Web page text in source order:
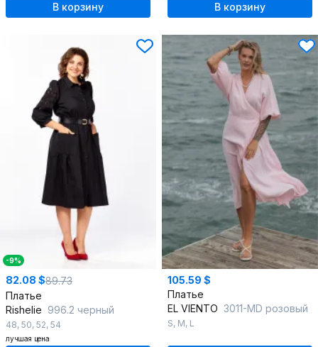
В корзину В корзину
-9%
82.08 $89.73
Платье
Rishelie 996.2 черный
48, 50, 52, 54
лучшая цена
105.59 $
Платье
EL VIENTO 3011-MD розовый
S, M, L